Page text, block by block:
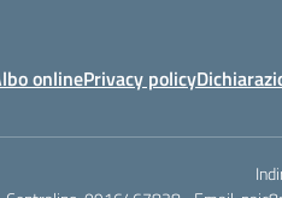
onlinePrivacy policy